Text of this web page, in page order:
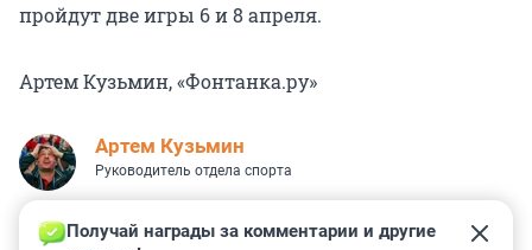
пройдут две игры 6 и 8 апреля.
Артем Кузьмин, «Фонтанка.ру»
Артем Кузьмин
Руководитель отдела спорта
Получай награды за комментарии и другие